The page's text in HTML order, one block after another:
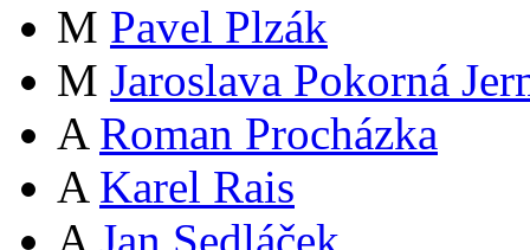
M Pavel Plzák
M Jaroslava Pokorná
A Roman Procházka
A Karel Rais